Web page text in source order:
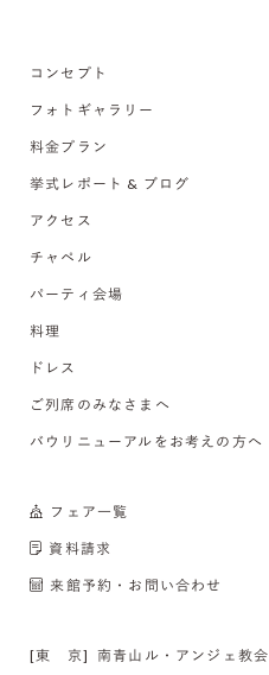
コンセプト
フォトギャラリー
料金プラン
挙式レポート & ブログ
アクセス
チャペル
パーティ会場
料理
ドレス
ご列席のみなさまへ
バウリニューアルをお考えの方へ
フェア一覧
資料請求
来館予約・お問い合わせ
[東 京] 南青山ル・アンジェ教会